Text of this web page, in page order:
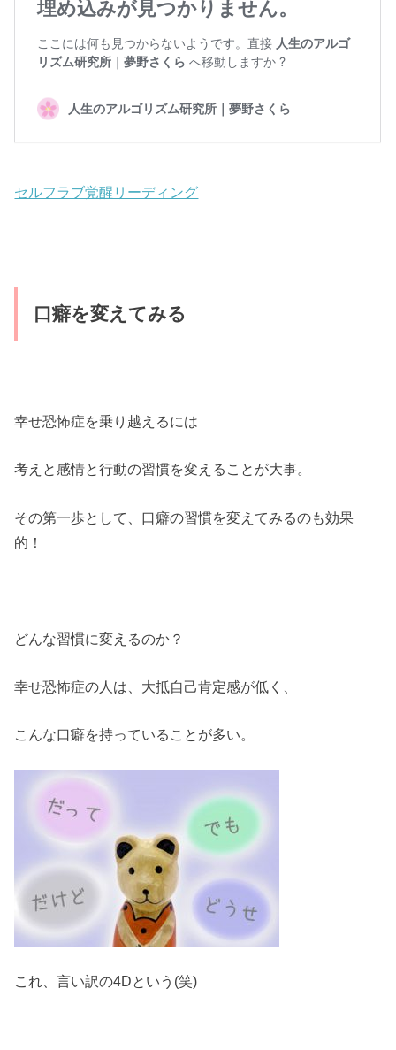
セルフラブ覚醒リーディング
口癖を変えてみる
幸せ恐怖症を乗り越えるには
考えと感情と行動の習慣を変えることが大事。
その第一歩として、口癖の習慣を変えてみるのも効果
的！
どんな習慣に変えるのか？
幸せ恐怖症の人は、大抵自己肯定感が低く、
こんな口癖を持っていることが多い。
これ、言い訳の4Dという(笑)